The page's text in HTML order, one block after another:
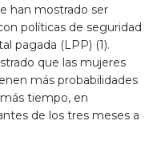
han mostrado ser
políticas de seguridad
pagada (LPP) (1).
que las mujeres
más probabilidades
tiempo, en
de los tres meses a